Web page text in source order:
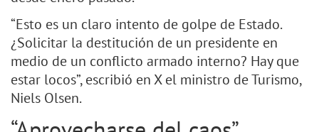
“Esto es un claro intento de golpe de Estado.
¿Solicitar la destitución de un presidente en
medio de un conflicto armado interno? Hay que
estar locos”, escribió en X el ministro de Turismo,
Niels Olsen.